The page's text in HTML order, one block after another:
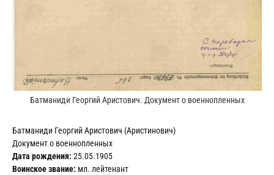
Батманиди Георгий Аристович. Документ о военнопленных
Батманиди Георгий Аристович (Аристинович)
Документ о военнопленных
Дата рождения: 25.05.1905
Воинское звание: мл. лейтенант